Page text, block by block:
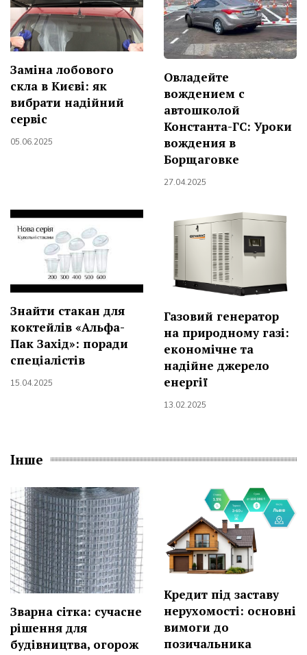
Заміна лобового
скла в Києві: як
вибрати надійний
сервіс
05.06.2025
Овладейте
вождением с
автошколой
Константа-ГС: Уроки
вождения в
Борщаговке
27.04.2025
Знайти стакан для
коктейлів «Альфа-
Пак Захід»: поради
спеціалістів
15.04.2025
Газовий генератор
на природному газі:
економічне та
надійне джерело
енергії
13.02.2025
Інше
Зварна сітка: сучасне
рішення для
будівництва, огорож
Кредит під заставу
нерухомості: основні
вимоги до
позичальника